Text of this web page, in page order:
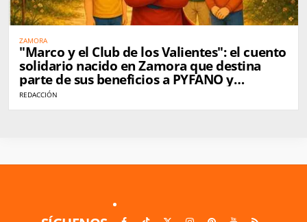
ZAMORA
"Marco y el Club de los Valientes": el cuento
solidario nacido en Zamora que destina
parte de sus beneficios a PYFANO y
Autismo Zamora
REDACCIÓN